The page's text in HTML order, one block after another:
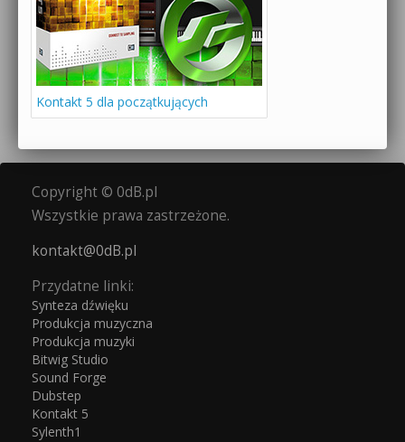
Kontakt 5 dla początkujących
Copyright © 0dB.pl
Wszystkie prawa zastrzeżone.
kontakt@0dB.pl
Przydatne linki:
Synteza dźwięku
Produkcja muzyczna
Produkcja muzyki
Bitwig Studio
Sound Forge
Dubstep
Kontakt 5
Sylenth1